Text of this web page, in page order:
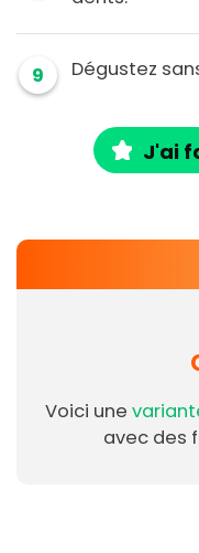
9 Dégustez
J'ai
Voici une
avec des